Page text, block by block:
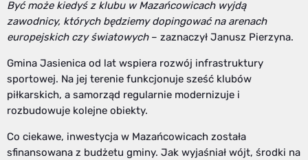
Być może kiedyś z klubu w Mazańcowicach wyjdą
zawodnicy, których będziemy dopingować na arenach
europejskich czy światowych– zaznaczył Janusz Pierzyna.
Gmina Jasienica od lat wspiera rozwój infrastruktury
sportowej. Na jej terenie funkcjonuje sześć klubów
piłkarskich, a samorząd regularnie modernizuje i
rozbudowuje kolejne obiekty.
Co ciekawe, inwestycja w Mazańcowicach została
sfinansowana z budżetu gminy. Jak wyjaśniał wójt, środki na